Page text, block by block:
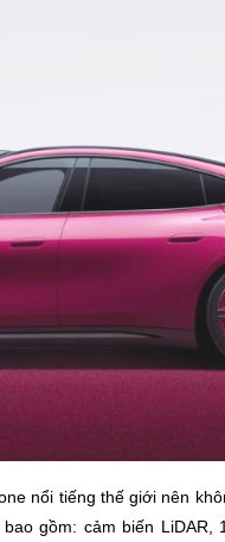
nổi tiếng thế giới nên
gồm: cảm biến LiDAR,